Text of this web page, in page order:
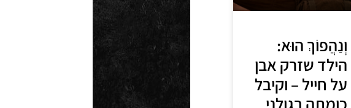
וְנַהֲפוֹךְ הוּא:
הילד שזרק אבן
על חייל – וקיבל